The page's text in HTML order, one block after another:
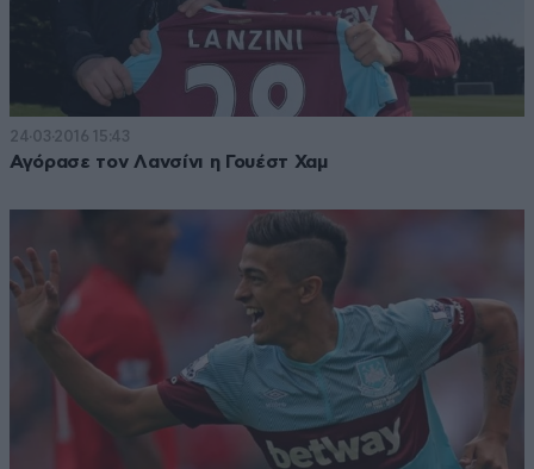
24·03·2016 15:43
Αγόρασε τον Λανσίνι η Γουέστ Χαμ